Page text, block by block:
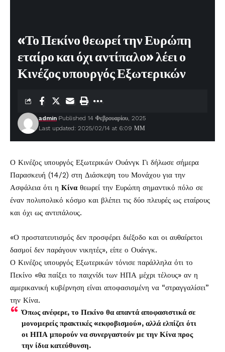
«Το Πεκίνο θεωρεί την Ευρώπη
εταίρο και όχι αντίπαλο» λέει ο
Κινέζος υπουργός Εξωτερικών
Last updated: 2025/02/14 at 6:09 ΜΜ
admin Published 14 Φεβρουαρίου, 2025
Ο Κινέζος υπουργός Εξωτερικών Ουάνγκ Γι δήλωσε σήμερα
Παρασκευή (14/2) στη Διάσκεψη του Μονάχου για την
Ασφάλεια ότι η Κίναθεωρεί την Ευρώπη σημαντικό πόλο σε
έναν πολυπολικό κόσμο και βλέπει τις δύο πλευρές ως εταίρους
και όχι ως αντιπάλους.
«Ο προστατευτισμός δεν προσφέρει διέξοδο και οι αυθαίρετοι
δασμοί δεν παράγουν νικητές», είπε ο Ουάνγκ.
Ο Κινέζος υπουργός Εξωτερικών τόνισε παράλληλα ότι το
Πεκίνο «θα παίξει το παιχνίδι των ΗΠΑ μέχρι τέλους» αν η
αμερικανική κυβέρνηση είναι αποφασισμένη να “στραγγαλίσει”
την Κίνα.
Όπως ανέφερε, το Πεκίνο θα απαντά αποφασιστικά σε
μονομερείς πρακτικές «εκφοβισμού», αλλά ελπίζει ότι
οι ΗΠΑ μπορούν να συνεργαστούν με την Κίνα προς
την ίδια κατεύθυνση.